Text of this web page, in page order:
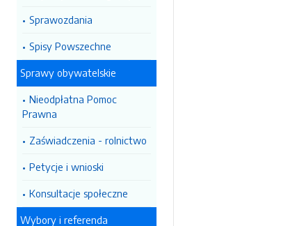
Sprawozdania
Spisy Powszechne
Sprawy obywatelskie
Nieodpłatna Pomoc
Prawna
Zaświadczenia - rolnictwo
Petycje i wnioski
Konsultacje społeczne
Wybory i referenda